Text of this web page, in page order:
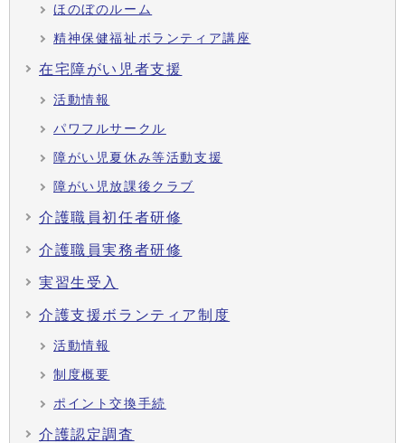
ほのぼのルーム
精神保健福祉ボランティア講座
在宅障がい児者支援
活動情報
パワフルサークル
障がい児夏休み等活動支援
障がい児放課後クラブ
介護職員初任者研修
介護職員実務者研修
実習生受入
介護支援ボランティア制度
活動情報
制度概要
ポイント交換手続
介護認定調査